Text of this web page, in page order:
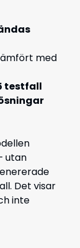
med
testfall
utan
Det visar
inte